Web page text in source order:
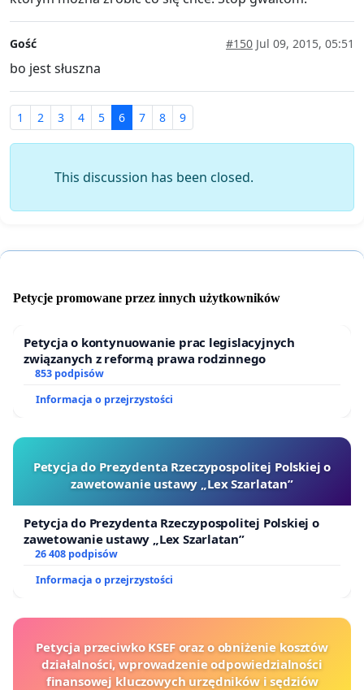
Gość #150 Jul 09, 2015, 05:51
bo jest słuszna
1 2 3 4 5 6 7 8 9
This discussion has been closed.
Petycje promowane przez innych użytkowników
Petycja o kontynuowanie prac legislacyjnych
związanych z reformą prawa rodzinnego
853 podpisów
Informacja o przejrzystości
Petycja do Prezydenta Rzeczypospolitej Polskiej o
zawetowanie ustawy „Lex Szarlatan”
Petycja do Prezydenta Rzeczypospolitej Polskiej o
zawetowanie ustawy „Lex Szarlatan”
26 408 podpisów
Informacja o przejrzystości
Petycja przeciwko KSEF oraz o obniżenie kosztów
działalności, wprowadzenie odpowiedzialności
finansowej kluczowych urzędników i sędziów